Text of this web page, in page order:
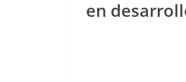
en